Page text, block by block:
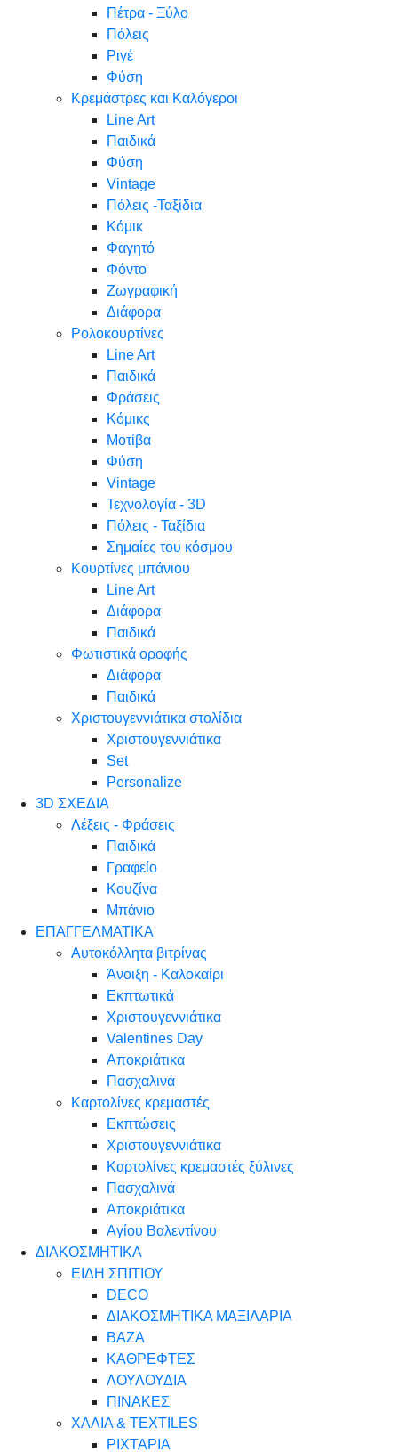
Πέτρα - Ξύλο
Πόλεις
Ριγέ
Φύση
Κρεμάστρες και Καλόγεροι
Line Art
Παιδικά
Φύση
Vintage
Πόλεις -Ταξίδια
Κόμικ
Φαγητό
Φόντο
Ζωγραφική
Διάφορα
Ρολοκουρτίνες
Line Art
Παιδικά
Φράσεις
Κόμικς
Μοτίβα
Φύση
Vintage
Τεχνολογία - 3D
Πόλεις - Ταξίδια
Σημαίες του κόσμου
Κουρτίνες μπάνιου
Line Art
Διάφορα
Παιδικά
Φωτιστικά οροφής
Διάφορα
Παιδικά
Χριστουγεννιάτικα στολίδια
Χριστουγεννιάτικα
Set
Personalize
3D ΣΧΕΔΙΑ
Λέξεις - Φράσεις
Παιδικά
Γραφείο
Κουζίνα
Μπάνιο
ΕΠΑΓΓΕΛΜΑΤΙΚΑ
Αυτοκόλλητα βιτρίνας
Άνοιξη - Καλοκαίρι
Εκπτωτικά
Χριστουγεννιάτικα
Valentines Day
Αποκριάτικα
Πασχαλινά
Καρτολίνες κρεμαστές
Εκπτώσεις
Χριστουγεννιάτικα
Καρτολίνες κρεμαστές ξύλινες
Πασχαλινά
Αποκριάτικα
Αγίου Βαλεντίνου
ΔΙΑΚΟΣΜΗΤΙΚΑ
ΕΙΔΗ ΣΠΙΤΙΟΥ
DECO
ΔΙΑΚΟΣΜΗΤΙΚΑ ΜΑΞΙΛΑΡΙΑ
ΒΑΖΑ
ΚΑΘΡΕΦΤΕΣ
ΛΟΥΛΟΥΔΙΑ
ΠΙΝΑΚΕΣ
ΧΑΛΙΑ & TEXTILES
ΡΙΧΤΑΡΙΑ